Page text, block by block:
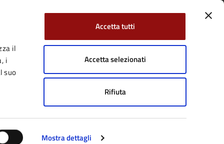
il
i
suo
Mostra dettagli
Accetta tutti
Accetta selezionati
Rifiuta
su: TwitterYouTube Cerca:
Tutti gli argomenti